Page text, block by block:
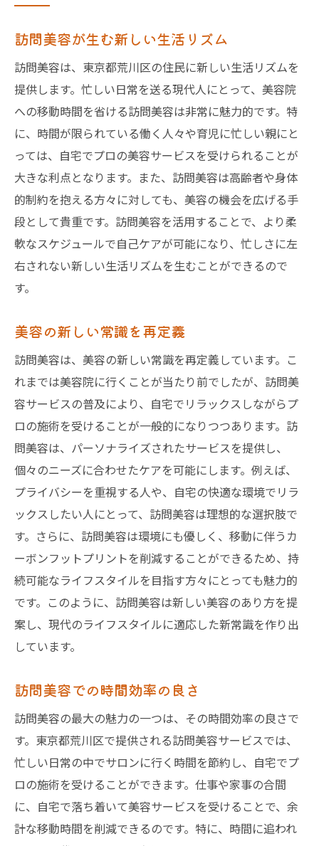
訪問美容が生む新しい生活リズム
訪問美容は、東京都荒川区の住民に新しい生活リズムを
提供します。忙しい日常を送る現代人にとって、美容院
への移動時間を省ける訪問美容は非常に魅力的です。特
に、時間が限られている働く人々や育児に忙しい親にと
っては、自宅でプロの美容サービスを受けられることが
大きな利点となります。また、訪問美容は高齢者や身体
的制約を抱える方々に対しても、美容の機会を広げる手
段として貴重です。訪問美容を活用することで、より柔
軟なスケジュールで自己ケアが可能になり、忙しさに左
右されない新しい生活リズムを生むことができるので
す。
美容の新しい常識を再定義
訪問美容は、美容の新しい常識を再定義しています。こ
れまでは美容院に行くことが当たり前でしたが、訪問美
容サービスの普及により、自宅でリラックスしながらプ
ロの施術を受けることが一般的になりつつあります。訪
問美容は、パーソナライズされたサービスを提供し、
個々のニーズに合わせたケアを可能にします。例えば、
プライバシーを重視する人や、自宅の快適な環境でリラ
ックスしたい人にとって、訪問美容は理想的な選択肢で
す。さらに、訪問美容は環境にも優しく、移動に伴うカ
ーボンフットプリントを削減することができるため、持
続可能なライフスタイルを目指す方々にとっても魅力的
です。このように、訪問美容は新しい美容のあり方を提
案し、現代のライフスタイルに適応した新常識を作り出
しています。
訪問美容での時間効率の良さ
訪問美容の最大の魅力の一つは、その時間効率の良さで
す。東京都荒川区で提供される訪問美容サービスでは、
忙しい日常の中でサロンに行く時間を節約し、自宅でプ
ロの施術を受けることができます。仕事や家事の合間
に、自宅で落ち着いて美容サービスを受けることで、余
計な移動時間を削減できるのです。特に、時間に追われ